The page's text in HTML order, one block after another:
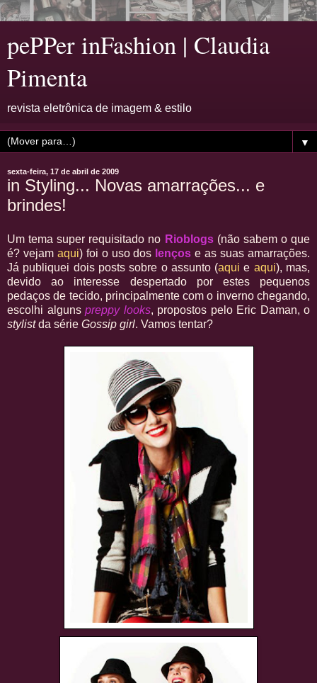
pePPer inFashion | Claudia
Pimenta
revista eletrônica de imagem & estilo
▼
sexta-feira, 17 de abril de 2009
in Styling... Novas amarrações... e
brindes!
Um tema super requisitado no Rioblogs(não sabem o que
é? vejam aqui) foi o uso dos lenços e as suas amarrações.
Já publiquei dois posts sobre o assunto (aqui e aqui), mas,
devido ao interesse despertado por estes pequenos
pedaços de tecido, principalmente com o inverno chegando,
escolhi alguns preppy looks, propostos pelo Eric Daman, o
stylistda série Gossip girl. Vamos tentar?